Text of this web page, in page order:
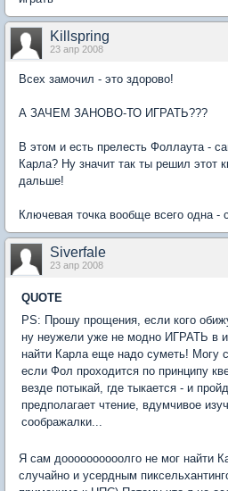
Killspring
23 апр 2008
Всех замочил - это здорово!
А ЗАЧЕМ ЗАНОВО-ТО ИГРАТЬ???
В этом и есть прелесть Фоллаута -
Карла? Ну значит так ты решил этот
дальше!
Ключевая точка вообще всего одна -
Siverfale
23 апр 2008
QUOTE
PS: Прошу прощения, если кого
ну неужели уже не модно ИГРАТЬ в
найти Карла еще надо суметь! Могу
если Фол проходится по принципу
везде потыкай, где тыкается - и
предполагает чтение, вдумчивое
соображалки...
Я сам доооооооооолго не мог найти
случайно и усердным